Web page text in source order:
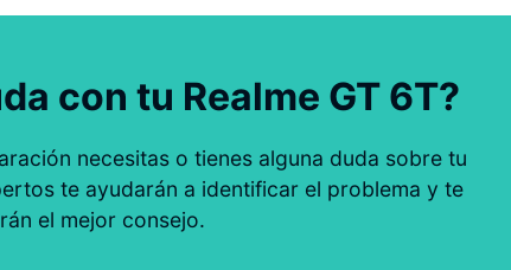
con tu Realme GT 6T?
necesitas o tienes alguna duda sobre tu
te ayudarán a identificar el problema y te
el mejor consejo.